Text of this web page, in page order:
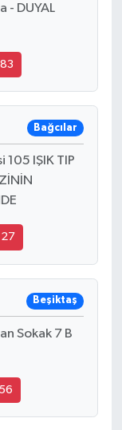
- DUYAL
Bağcılar
IŞIK TIP
27
Beşiktaş
Sokak 7 B